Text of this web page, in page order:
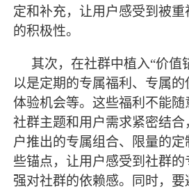
定和补充，让用户感受到被
的积极性。
其次，在社群中植入“价值
以是定期的专属福利、专属
体验机会等。这些福利不能随
社群主题和用户需求紧密结合
户推出的专属组合、限量的
些锚点，让用户感受到社群
强对社群的依赖感。同时，